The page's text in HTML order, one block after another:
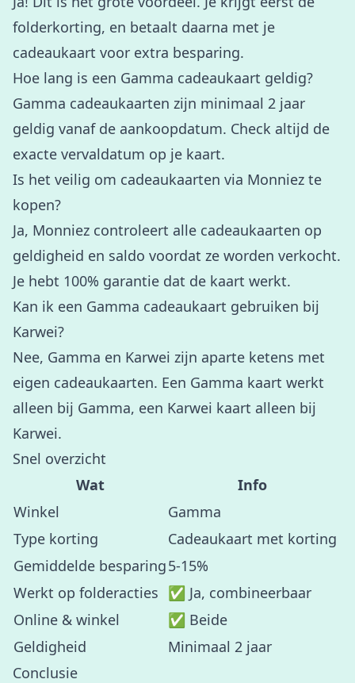
folderkorting, en betaalt daarna met je
cadeaukaart voor extra besparing.
Hoe lang is een Gamma cadeaukaart geldig?
Gamma cadeaukaarten zijn minimaal 2 jaar
geldig vanaf de aankoopdatum. Check altijd de
exacte vervaldatum op je kaart.
Is het veilig om cadeaukaarten via Monniez te
kopen?
Ja, Monniez controleert alle cadeaukaarten op
geldigheid en saldo voordat ze worden verkocht.
Je hebt 100% garantie dat de kaart werkt.
Kan ik een Gamma cadeaukaart gebruiken bij
Karwei?
Nee, Gamma en Karwei zijn aparte ketens met
eigen cadeaukaarten. Een Gamma kaart werkt
alleen bij Gamma, een Karwei kaart alleen bij
Karwei.
Snel overzicht
Wat
Info
Winkel
Gamma
Type korting
Cadeaukaart met korting
Gemiddelde besparing5-15%
Werkt op folderacties ✅ Ja, combineerbaar
Online & winkel
✅ Beide
Geldigheid
Minimaal 2 jaar
Conclusie